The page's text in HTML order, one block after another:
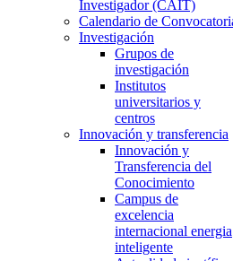
Investigador (CAIT)
Calendario de
Investigación
Grupos de
investigación
Institutos
universitarios y
centros
Innovación y transferencia
Innovación y
Transferencia del
Conocimiento
Campus de
excelencia
internacional energia
inteligente